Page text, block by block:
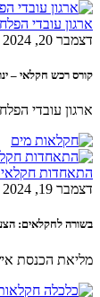
ארגון עובדי
דצמבר 20, 2024
קורס רכש חקלאי – ינואר
ארגון עובדי הפלחה
התאחדות
דצמבר 19, 2024
בשורה לחקלאים:
מליאת הכנסת